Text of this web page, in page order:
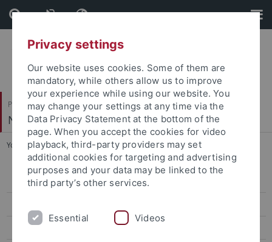
Skip
to
content
Skip
to
footer
Philosophische Fakultät
Neuere Geschichte
You are here: Startseite ... Dr. Kümmerle
Dr. Christine Absmeier
Louis-David Finkeldei
Privacy settings
Our website uses cookies. Some of them are
mandatory, while others allow us to improve
your experience while using our website. You
may change your settings at any time via the
Data Privacy Statement at the bottom of the
page. When you accept the cookies for video
playback, third-party providers may set
additional cookies for targeting and advertising
purposes and your data may be linked to the
third party’s other services.
Essential Videos